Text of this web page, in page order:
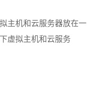
主机和云服务器放在一
虚拟主机和云服务